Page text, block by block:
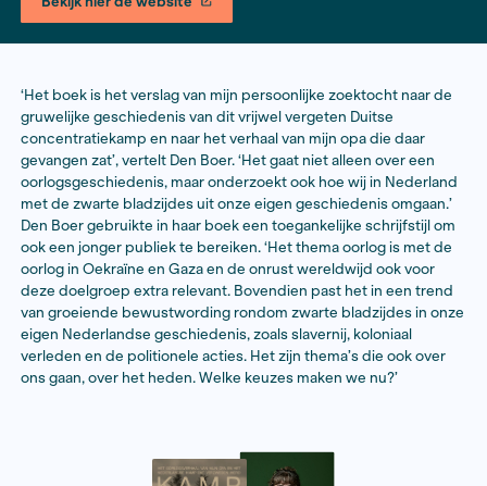
15 mei 2024
Bekijk hier de website
‘Het boek is het verslag van mijn persoonlijke
gruwelijke geschiedenis van dit vrijwel vergeten
concentratiekamp en naar het verhaal van mijn opa
met de zwarte bladzijdes uit onze eigen geschiedenis